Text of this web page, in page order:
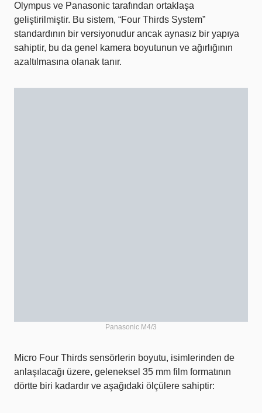
Olympus ve Panasonic tarafından ortaklaşa
geliştirilmiştir. Bu sistem, “Four Thirds System”
standardının bir versiyonudur ancak aynasız bir yapıya
sahiptir, bu da genel kamera boyutunun ve ağırlığının
azaltılmasına olanak tanır.
Panasonic M4/3
Micro Four Thirds sensörlerin boyutu, isimlerinden de
anlaşılacağı üzere, geleneksel 35 mm film formatının
dörtte biri kadardır ve aşağıdaki ölçülere sahiptir: